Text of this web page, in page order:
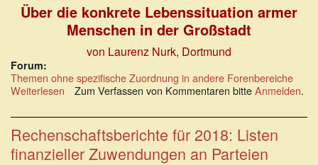
Über die konkrete Lebenssituation armer
Menschen in der Großstadt
von Laurenz Nurk, Dortmund
Forum:
Themen ohne spezifische Zuordnung in andere Forenbereiche
Weiterlesen über
Verfolgung
von
Drogendelikten
ausgeliefert
Zum Verfassen von Kommentaren bitteAnmelden.
Rechenschaftsberichte für 2018: Listen
finanzieller Zuwendungen an Parteien